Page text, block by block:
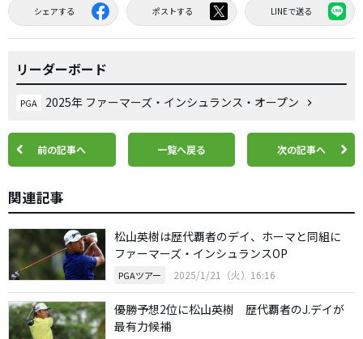
シェアする ポストする LINEで送る
リーダーボード
PGA 2025年 ファーマーズ・インシュランス・オープン
前の記事へ 一覧へ戻る 次の記事へ
関連記事
松山英樹は歴代覇者のデイ、ホーマと同組に
ファーマーズ・インシュランスOP
PGAツアー 2025/1/21（火）16:16
優勝予想2位に松山英樹 歴代覇者のJ.デイが
最有力候補